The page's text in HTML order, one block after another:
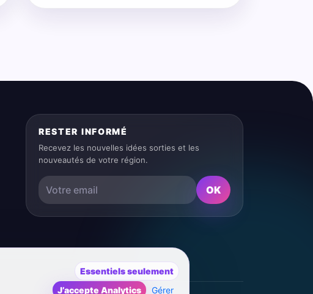
RESTER INFORMÉ
Recevez les nouvelles idées sorties et les
nouveautés de votre région.
OK
Essentiels seulement
J’accepte Analytics
Gérer